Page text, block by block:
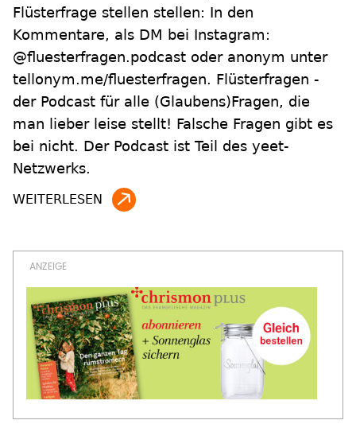
Flüsterfrage stellen stellen: In den
Kommentare, als DM bei Instagram:
@fluesterfragen.podcast oder anonym unter
tellonym.me/fluesterfragen. Flüsterfragen -
der Podcast für alle (Glaubens)Fragen, die
man lieber leise stellt! Falsche Fragen gibt es
bei nicht. Der Podcast ist Teil des yeet-
Netzwerks.